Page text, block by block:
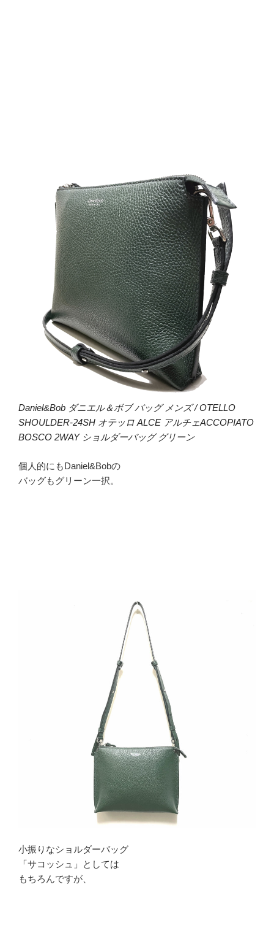
Daniel&Bob ダニエル＆ボブ バッグ メンズ / OTELLO
SHOULDER-24SH オテッロ ALCE アルチェACCOPIATO
BOSCO 2WAY ショルダーバッグ グリーン
個人的にもDaniel&Bobの
バッグもグリーン一択。
小振りなショルダーバッグ
「サコッシュ」としては
もちろんですが、